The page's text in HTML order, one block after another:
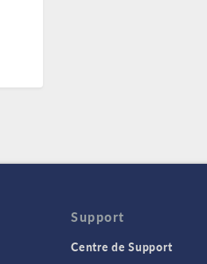
Support
Centre de Support